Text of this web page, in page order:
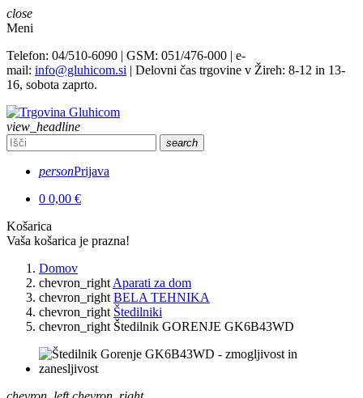
close
Meni
Telefon: 04/510-6090 | GSM: 051/476-000 | e-
mail: info@gluhicom.si | Delovni čas trgovine v Žireh: 8-12 in 13-
16, sobota zaprto.
view_headline
search
personPrijava
0 0,00 €
Košarica
Vaša košarica je prazna!
Domov
chevron_right Aparati za dom
chevron_right BELA TEHNIKA
chevron_right Štedilniki
chevron_right Štedilnik GORENJE GK6B43WD